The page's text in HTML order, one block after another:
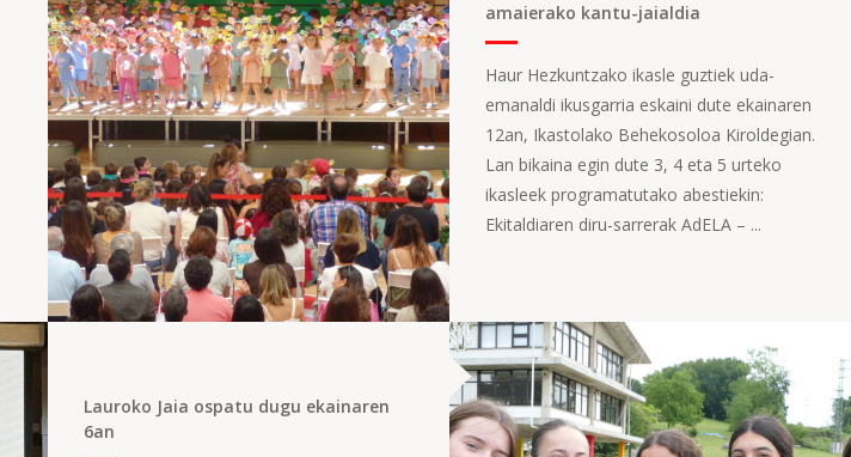
amaierako kantu-jaialdia
Haur Hezkuntzako ikasle guztiek uda-
emanaldi ikusgarria eskaini dute ekainaren
12an, Ikastolako Behekosoloa Kiroldegian.
Lan bikaina egin dute 3, 4 eta 5 urteko
ikasleek programatutako abestiekin:
Ekitaldiaren diru-sarrerak AdELA – ...
Lauroko Jaia ospatu dugu ekainaren
6an